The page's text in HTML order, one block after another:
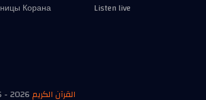
Корана
Listen live
-2026القرآن الكريم